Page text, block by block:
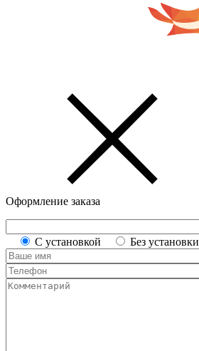
Оформление заказа
С установкой Без установки